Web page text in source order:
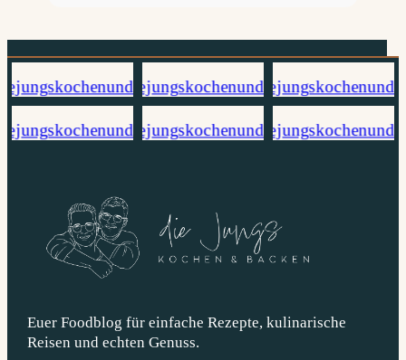
Euer Foodblog für einfache Rezepte, kulinarische
Reisen und echten Genuss.